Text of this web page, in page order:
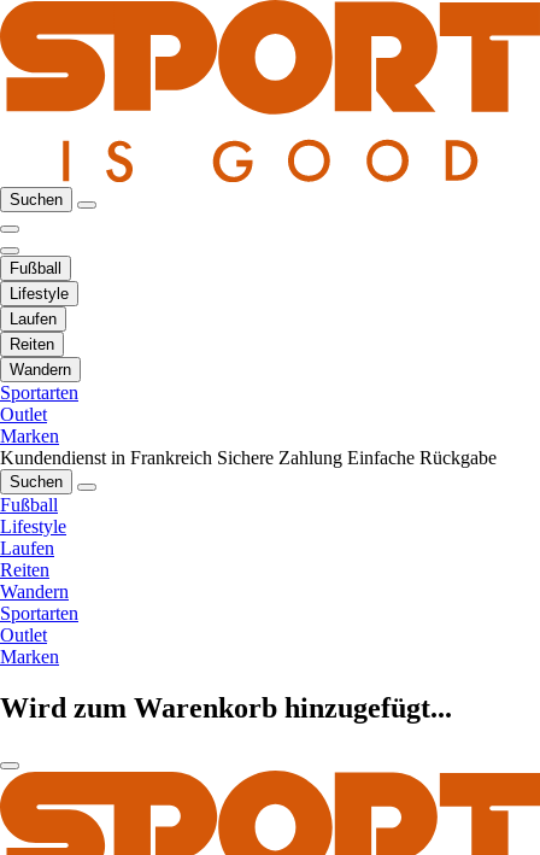
Suchen
Fußball
Lifestyle
Laufen
Reiten
Wandern
Sportarten
Outlet
Marken
Kundendienst in Frankreich Sichere Zahlung Einfache Rückgabe
Suchen
Fußball
Lifestyle
Laufen
Reiten
Wandern
Sportarten
Outlet
Marken
Wird zum Warenkorb hinzugefügt...